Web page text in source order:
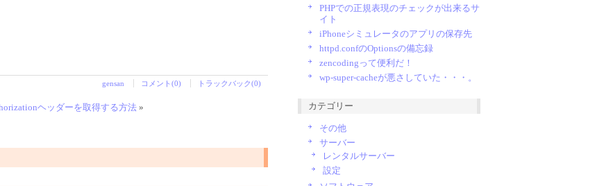
gensan コメント(0) トラックバック(0)
ヘッダーを取得する方法»
PHPでの正規表現のチェックが出来るサ
イト
iPhoneシミュレータのアプリの保存先
httpd.confのOptionsの備忘録
zencodingって便利だ！
wp-super-cacheが悪さしていた・・・。
カテゴリー
その他
サーバー
レンタルサーバー
設定